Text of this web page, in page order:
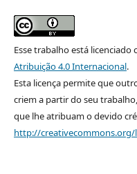
Esse trabalho está licenciado
Atribuição 4.0 Internacional.
Esta licença permite que
criem a partir do seu
que lhe atribuam o devido
http://creativecommons.org/